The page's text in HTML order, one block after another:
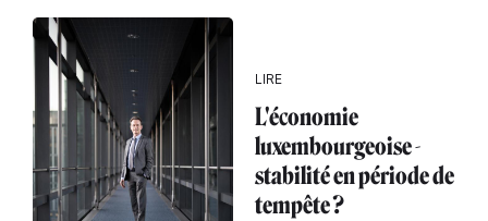
LIRE
L'économie
luxembourgeoise -
stabilité en période de
tempête ?